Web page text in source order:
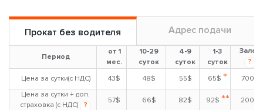
Прокат без водителя Адрес подачи
Период
от 1
мес.
10-29
суток
4-9
суток
1-3
суток
Залог
?
Цена за сутки(с НДС)
43$ 48$ 55$ 65$ *
700$
Цена за сутки + доп.
страховка (с НДС)
?
57$ 66$ 82$ 92$ ** 200$